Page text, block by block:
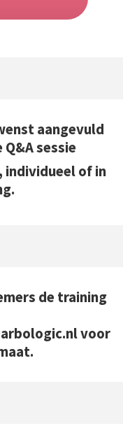
aangevuld
sessie
of in
de training
voor